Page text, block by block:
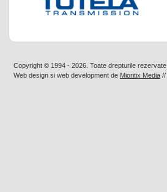
Copyright © 1994 - 2026. Toate drepturile rezervate
Web design si web development de Mioritix Media //